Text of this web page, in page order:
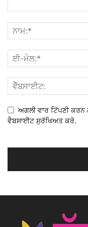
ਅਗਲੀ ਵਾਰ ਟਿੱਪਣੀ
ਵੈਬਸਾਈਟ ਸੁਰੱਖਿਅਤ ਕਰੋ.